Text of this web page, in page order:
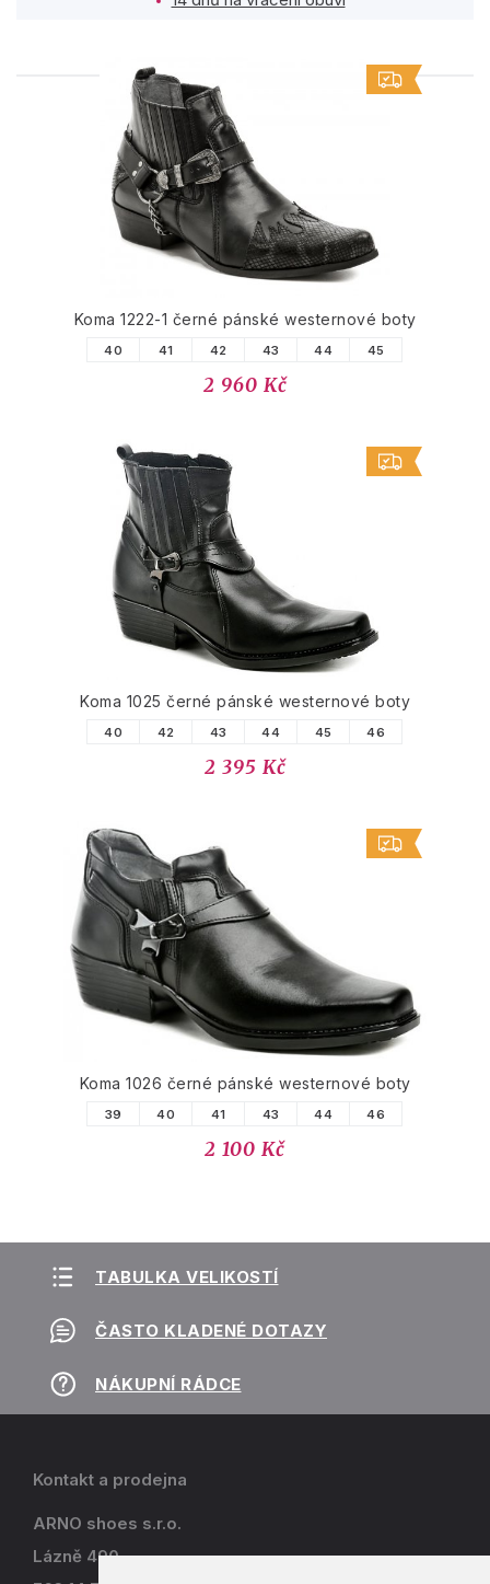
PODOBNÉ PRODUKTY
Koma 1222-1 černé pánské westernové boty
40 41 42 43 44 45
2 960 Kč
Koma 1025 černé pánské westernové boty
40 42 43 44 45 46
2 395 Kč
Koma 1026 černé pánské westernové boty
39 40 41 43 44 46
2 100 Kč
TABULKA VELIKOSTÍ
ČASTO KLADENÉ DOTAZY
NÁKUPNÍ RÁDCE
Kontakt a prodejna
ARNO shoes s.r.o.
Lázně 490